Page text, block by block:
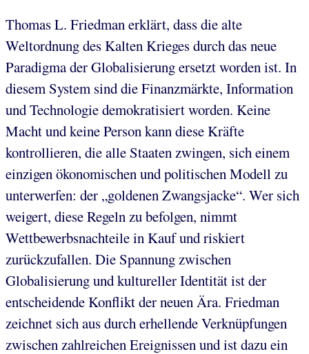
Thomas L. Friedman erklärt, dass die alte
Weltordnung des Kalten Krieges durch das neue
Paradigma der Globalisierung ersetzt worden ist. In
diesem System sind die Finanzmärkte, Information
und Technologie demokratisiert worden. Keine
Macht und keine Person kann diese Kräfte
kontrollieren, die alle Staaten zwingen, sich einem
einzigen ökonomischen und politischen Modell zu
unterwerfen: der „goldenen Zwangsjacke“. Wer sich
weigert, diese Regeln zu befolgen, nimmt
Wettbewerbsnachteile in Kauf und riskiert
zurückzufallen. Die Spannung zwischen
Globalisierung und kultureller Identität ist der
entscheidende Konflikt der neuen Ära. Friedman
zeichnet sich aus durch erhellende Verknüpfungen
zwischen zahlreichen Ereignissen und ist dazu ein